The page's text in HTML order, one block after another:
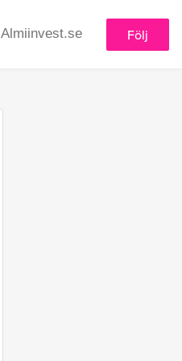
Almiinvest.se Följ